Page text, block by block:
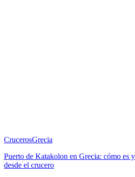
CrucerosGrecia
Puerto de Katakolon en Grecia: cómo es
desde el crucero